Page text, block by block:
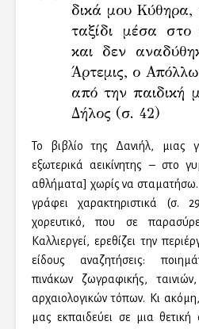
δικά μου
ταξίδι μέσα στο
και δεν
Άρτεμις, ο
από την παιδική
Δήλος (σ. 42)
Το βιβλίο της Δανιήλ, μιας
εξωτερικά αεικίνητης – στο
αθλήματα] χωρίς να
γράφει χαρακτηριστικά (σ.
χορευτικό, που σε
Καλλιεργεί, ερεθίζει την
είδους αναζητήσεις:
πινάκων ζωγραφικής,
αρχαιολογικών τόπων. Κι
μας εκπαιδεύει σε μια